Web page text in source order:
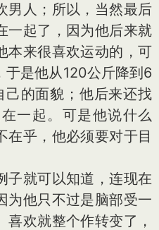
男人；所以，当然最后
一起了，因为他后来就
本来很喜欢运动的，可
于是他从120公斤降到6
的面貌；他后来还找
一起。可是他说什么
在乎，他必须要对于目
就可以知道，连现在
为他只不过是脑部受一
喜欢就整个作转变了，